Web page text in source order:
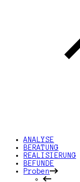
ANALYSE
BERATUNG
REALISIERUNG
BEFUNDE
Proben